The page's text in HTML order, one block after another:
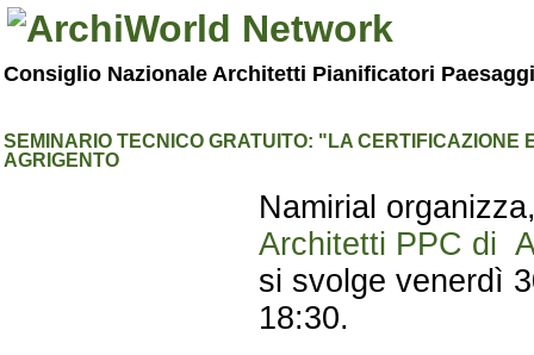
Consiglio Nazionale Architetti Pianificatori
SEMINARIO TECNICO GRATUITO: "LA
AGRIGENTO
Namirial
Architetti PPC di
si svolge venerdì
18:30.